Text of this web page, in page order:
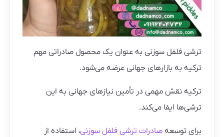
ترشی فلفل سوزنی به عنوان یک محصول صادراتی مهم
ترکیه به بازارهای جهانی عرضه می‌شود.
ترکیه نقش مهمی در تأمین نیازهای جهانی به این
ترشی‌ها ایفا می‌کند.
برای توسعه صادرات ترشی فلفل سوزنی، استفاده از